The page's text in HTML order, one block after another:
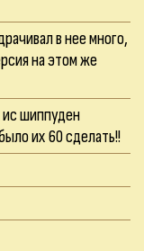
в нее много,
на этом же
ис шиппуден
их 60 сделать!!